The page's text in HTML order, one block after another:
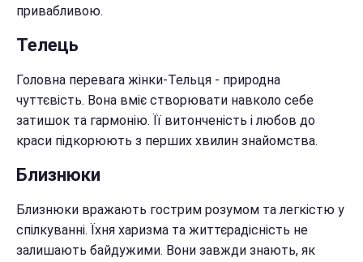
привабливою.
Телець
Головна перевага жінки-Тельця - природна
чуттєвість. Вона вміє створювати навколо себе
затишок та гармонію. Її витонченість і любов до
краси підкорюють з перших хвилин знайомства.
Близнюки
Близнюки вражають гострим розумом та легкістю у
спілкуванні. Їхня харизма та життєрадісність не
залишають байдужими. Вони завжди знають, як